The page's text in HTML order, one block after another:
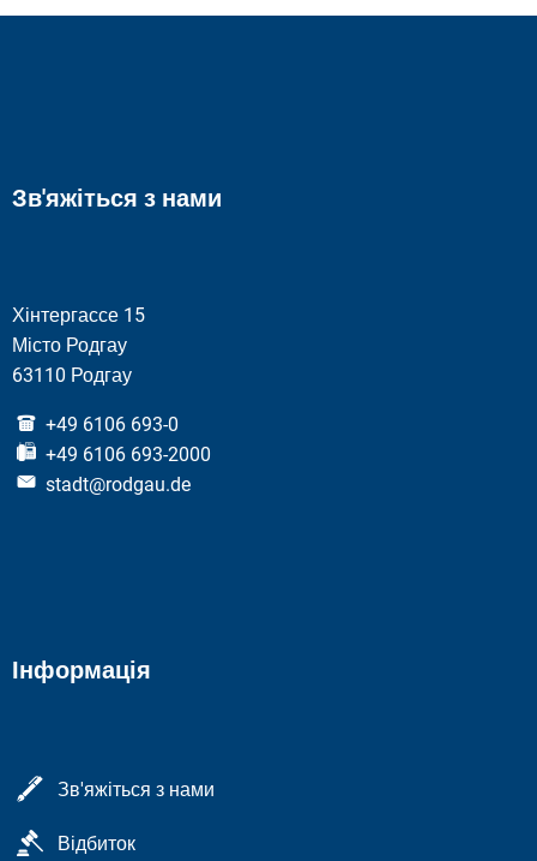
Зв'яжіться з нами
Хінтергассе 15
Місто Родгау
63110 Родгау
+49 6106 693-0
+49 6106 693-2000
stadt@rodgau.de
Інформація
Зв'яжіться з нами
Відбиток